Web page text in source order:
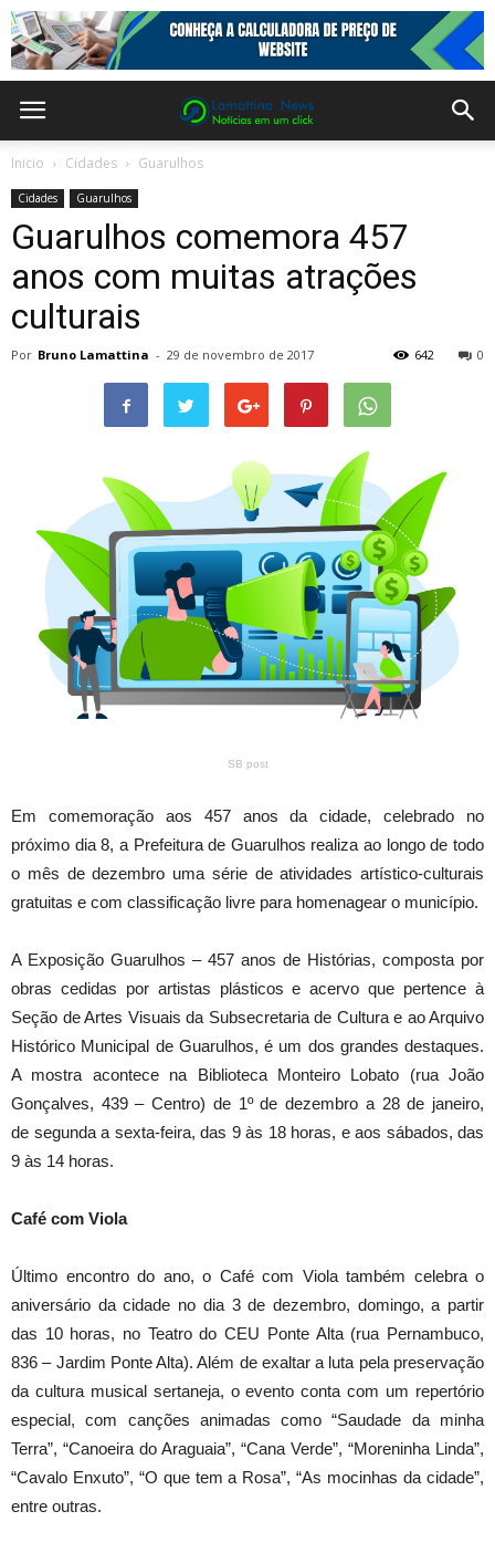
Inicio Cidades Guarulhos
Cidades Guarulhos
Guarulhos comemora 457
anos com muitas atrações
culturais
Por Bruno Lamattina - 29 de novembro de 2017 0
642
SB post
Em comemoração aos 457 anos da cidade, celebrado no
próximo dia 8, a Prefeitura de Guarulhos realiza ao longo de todo
o mês de dezembro uma série de atividades artístico-culturais
gratuitas e com classificação livre para homenagear o município.
A Exposição Guarulhos – 457 anos de Histórias, composta por
obras cedidas por artistas plásticos e acervo que pertence à
Seção de Artes Visuais da Subsecretaria de Cultura e ao Arquivo
Histórico Municipal de Guarulhos, é um dos grandes destaques.
A mostra acontece na Biblioteca Monteiro Lobato (rua João
Gonçalves, 439 – Centro) de 1º de dezembro a 28 de janeiro,
de segundaa sexta-feira, das 9 às 18 horas, e aos sábados, das
9 às 14 horas.
Café com Viola
Último encontro do ano, o Café com Viola também celebra o
aniversário da cidade no dia 3 de dezembro, domingo, a partir
das 10 horas, no Teatro do CEU Ponte Alta (rua Pernambuco,
836 – Jardim Ponte Alta). Além de exaltar a luta pela preservação
da cultura musical sertaneja, o evento conta com um repertório
especial, com canções animadas como “Saudade da minha
Terra”, “Canoeira do Araguaia”, “Cana Verde”, “Moreninha Linda”,
“Cavalo Enxuto”, “O que tem a Rosa”, “As mocinhas da cidade”,
entre outras.